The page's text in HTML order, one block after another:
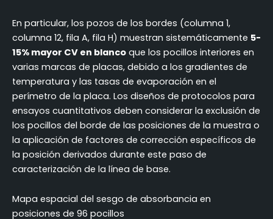
En particular, los pozos de los bordes (columna 1,
columna 12, fila A, fila H) muestran sistemáticamente 5-
15% mayor CV en blanco que los pocillos interiores en
varias marcas de placas, debido a los gradientes de
temperatura y las tasas de evaporación en el
perímetro de la placa. Los diseños de protocolos para
ensayos cuantitativos deben considerar la exclusión de
los pocillos del borde de las posiciones de la muestra o
la aplicación de factores de corrección específicos de
la posición derivados durante este paso de
caracterización de la línea de base.
Mapa espacial del sesgo de absorbancia en
posiciones de 96 pocillos